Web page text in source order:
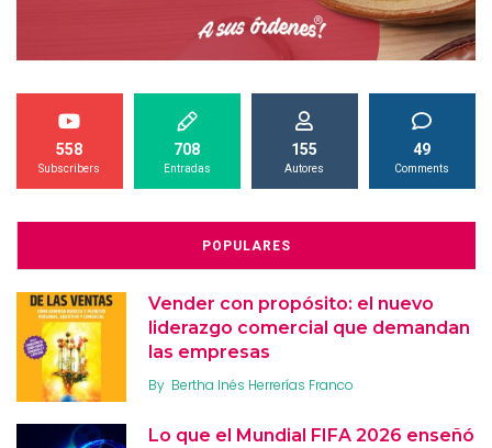
558
Subscribers
708
Entradas
155
Autores
49
Comments
POPULARES
Vender con propósito: el nuevo
liderazgo comercial que demandan
las empresas
By Bertha Inés Herrerías Franco
Lo que el Mundial FIFA 2026 enseñó